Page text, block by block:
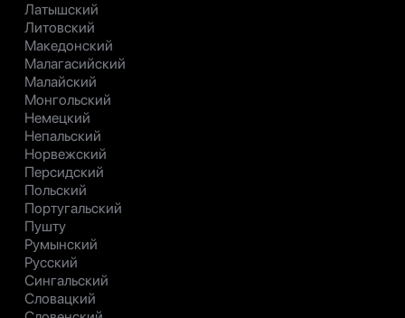
Латышский
Литовский
Македонский
Малагасийский
Малайский
Монгольский
Немецкий
Непальский
Норвежский
Персидский
Польский
Португальский
Пушту
Румынский
Русский
Сингальский
Словацкий